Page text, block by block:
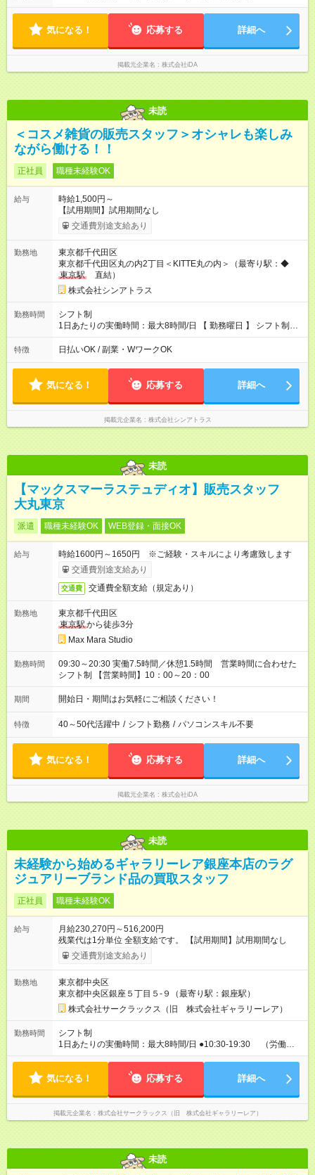
気になる！ 応募する 詳細へ
掲載元企業名 株式会社iDA
未読
＜コスメ雑貨の販売スタッフ＞オシャレも楽しみ
ながら働ける！！
正社員 職種未経験OK
給与
時給1,500円～
【試用期間】試用期間なし
交通費別途支給あり
勤務地
東京都千代田区
東京都千代田区丸の内2丁目＜KITTE丸の内＞（最寄り駅：◆
東京駅
直結）
株式会社シンアトラス
勤務時間
シフト制
1日あたりの実働時間：最大8時間/日 【 勤務曜日 】 シフト制
土日祝含む週5日勤務 ※希望休み出せます。 【勤務時間】 9：30
～21：30 の間でシフト制（実働8ｈ＋休憩1h） シフト例（9時
ません
特徴 日払いOK / 副業・WワークOK
気になる！ 応募する 詳細へ
掲載元企業名 株式会社シンアトラス
未読
【マックスマーラステュディオ】販売スタッフ
大丸東京
派遣 職種未経験OK WEB登録・面接OK
給与
時給1600円～1650円 ※ご経験・スキルにより考慮致します
交通費別途支給あり
交通費 交通費全額支給（規定あり）
勤務地
東京都千代田区
東京駅から徒歩3分
Max Mara Studio
勤務時間
09:30～20:30 実働7.5時間／休憩1.5時間 営業時間に合わせた
シフト制 【営業時間】10：00～20：00
期間 開始日・期間はお気軽にご相談ください！
特徴 40～50代活躍中 / シフト勤務 / パソコンスキル不要
気になる！ 応募する 詳細へ
掲載元企業名 株式会社iDA
未読
未経験から始めるギャラリーレア銀座本店のラグ
ジュアリーブランド品の買取スタッフ
正社員 職種未経験OK
給与
月給230,270円～516,200円
残業代は1分単位 全額支給です。 【試用期間】試用期間なし
交通費別途支給あり
勤務地
東京都中央区
東京都中央区銀座５丁⽬５-９（最寄り駅：銀座駅）
株式会社サークラックス（旧 株式会社ギャラリーレア）
勤務時間
シフト制
1日あたりの実働時間：最大8時間/日 ●10:30-19:30 （労働時
間8時間・休憩60分） ※平均⽉残業時間：10時間 ※遅番、早
間：所定労働⽇数×8時間 ◆シフトはワンシフトのみ 早番・遅番
も働きやすさの一つです。
気になる！ 応募する 詳細へ
掲載元企業名 株式会社サークラックス（旧 株式会社ギャラリーレア）
未読